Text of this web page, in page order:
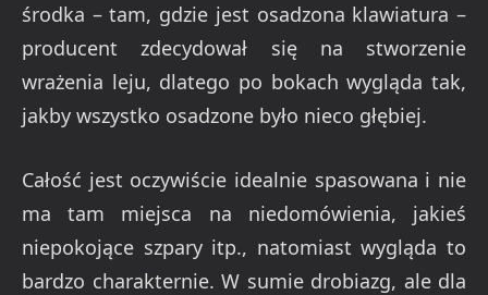
środka – tam, gdzie jest osadzona klawiatura –
producent zdecydował się na stworzenie
wrażenia leju, dlatego po bokach wygląda tak,
jakby wszystko osadzone było nieco głębiej.
Całość jest oczywiście idealnie spasowana i nie
ma tam miejsca na niedomówienia, jakieś
niepokojące szpary itp., natomiast wygląda to
bardzo charakternie. W sumie drobiazg, ale dla